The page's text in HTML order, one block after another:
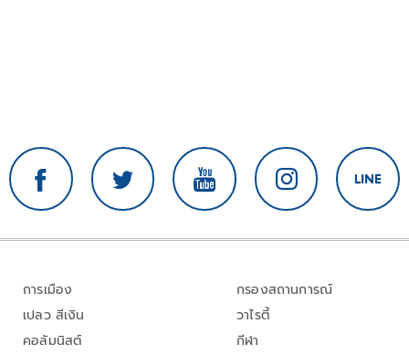
การเมือง
เปลว สีเงิน
คอลัมนิสต์
กรองสถานการณ์
วาไรตี้
กีฬา